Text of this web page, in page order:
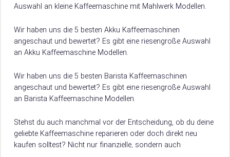
Auswahl an kleine Kaffeemaschine mit Mahlwerk Modellen.
wir dir hier, worauf es beim Kauf von kleine Kaffeemaschine
mit Mahlwerk ankommt.
Wir haben uns die 5 besten Akku Kaffeemaschinen
angeschaut und bewertet? Es gibt eine riesengroße Auswahl
an Akku Kaffeemaschine Modellen.
wir dir hier, worauf es beim Kauf von Akku Kaffeemaschine
ankommt.
Wir haben uns die 5 besten Barista Kaffeemaschinen
angeschaut und bewertet? Es gibt eine riesengroße Auswahl
an Barista Kaffeemaschine Modellen.
wir dir hier, worauf es beim Kauf von Barista Kaffeemaschine
ankommt.
Stehst du auch manchmal vor der Entscheidung, ob du deine
geliebte Kaffeemaschine reparieren oder doch direkt neu
kaufen solltest? Nicht nur finanzielle, sondern auch